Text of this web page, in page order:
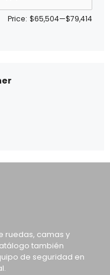
Price: $65,504—$79,414
ruedas, camas y
también
de seguridad en